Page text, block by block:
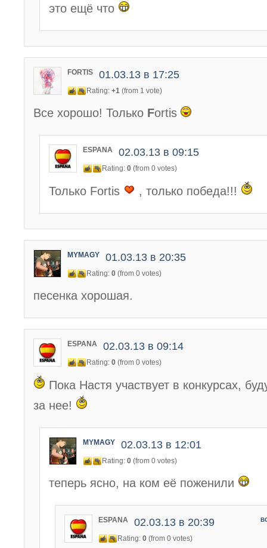
это ещё что
FORTIS 01.03.13 в 17:25
Rating: +1 (from 1 vote)
Все хорошо! Только Fortis
ESPANA 02.03.13 в 09:15
Rating: 0 (from 0 votes)
Только Fortis , только победа!!!
MYMAGY 01.03.13 в 20:35
Rating: 0 (from 0 votes)
песенка хорошая.
ESPANA 02.03.13 в 09:14
Rating: 0 (from 0 votes)
Пока Настя участвует в конкурсах,
за нее!
MYMAGY 02.03.13 в 12:01
Rating: 0 (from 0 votes)
теперь ясно, на ком её поженили
ESPANA 02.03.13 в 20:39
Rating: 0 (from 0 votes)